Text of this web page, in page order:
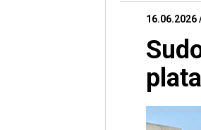
16.06.2026